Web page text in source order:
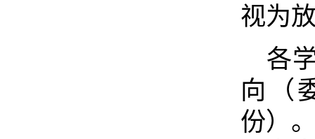
视为
各
向（
份）